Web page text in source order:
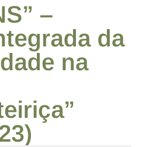
–
da
na